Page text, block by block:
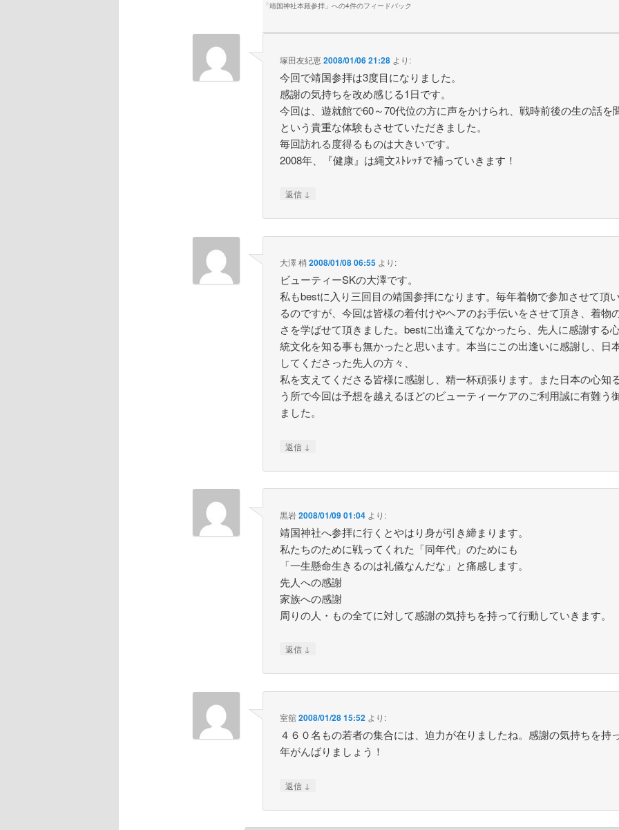
「靖国神社本殿参拝」への4件のフィードバック
塚田友紀恵2008/01/06 21:28 より:
今回で靖国参拝は3度目になりました。
感謝の気持ちを改め感じる1日です。
今回は、遊就館で60～70代位の方に声をかけられ、戦時前後の生の話を
という貴重な体験もさせていただきました。
毎回訪れる度得るものは大きいです。
2008年、『健康』は縄文ｽﾄﾚｯﾁで補っていきます！
返信 ↓
大澤 梢 2008/01/08 06:55 より:
ビューティーSKの大澤です。
私もbestに入り三回目の靖国参拝になります。毎年着物で参加させて頂
るのですが、今回は皆様の着付けやヘアのお手伝いをさせて頂き、着物
さを学ばせて頂きました。bestに出逢えてなかったら、先人に感謝する
統文化を知る事も無かったと思います。本当にこの出逢いに感謝し、日
してくださった先人の方々、
私を支えてくださる皆様に感謝し、精一杯頑張ります。また日本の心知
う所で今回は予想を越えるほどのビューティーケアのご利用誠に有難う
ました。
返信 ↓
黒岩2008/01/09 01:04 より:
靖国神社へ参拝に行くとやはり身が引き締まります。
私たちのために戦ってくれた「同年代」のためにも
「一生懸命生きるのは礼儀なんだな」と痛感します。
先人への感謝
家族への感謝
周りの人・もの全てに対して感謝の気持ちを持って行動していきます。
返信 ↓
室舘2008/01/28 15:52 より:
４６０名もの若者の集合には、迫力が在りましたね。感謝の気持ちを持
年がんばりましょう！
返信 ↓